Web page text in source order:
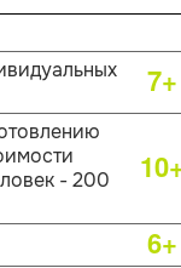
7+
- 200
6+